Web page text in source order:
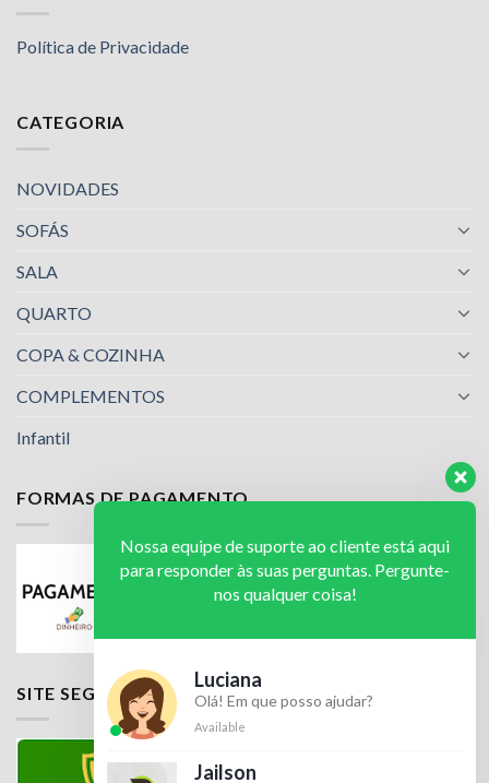
Política de Privacidade
CATEGORIA
NOVIDADES
SOFÁS
SALA
QUARTO
COPA & COZINHA
COMPLEMENTOS
Infantil
FORMAS DE PAGAMENTO
SITE SEGURO
Nossa equipe de suporte ao cliente está aqui
para responder às suas perguntas. Pergunte-
nos qualquer coisa!
Luciana
Olá! Em que posso ajudar?
Available
Jailson